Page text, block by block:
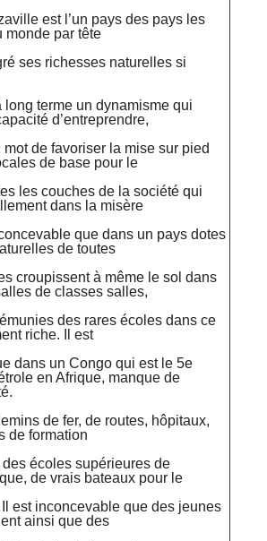
est l’un pays des pays les
monde par tête
ses richesses naturelles si
long terme un dynamisme qui
d’entreprendre,
mot de favoriser la mise sur pied
de base pour le
les couches de la société qui
dans la misère
que dans un pays dotes
de toutes
croupissent à même le sol dans
de classes salles,
des rares écoles dans ce
riche. Il est
dans un Congo qui est le 5e
en Afrique, manque de
de fer, de routes, hôpitaux,
de formation
écoles supérieures de
de vrais bateaux pour le
est inconcevable que des jeunes
ainsi que des